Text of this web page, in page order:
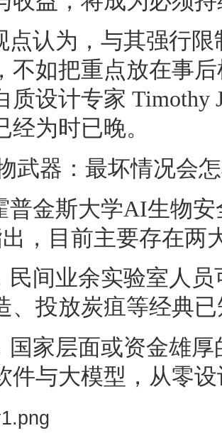
点认为，与其强行
不如把重点放在事
质设计专家 Timothy
经为时已晚。
武器：最坏情况会
普金斯大学AI生物安
，目前主要存在两
民间业余实验室人员
、投放炭疽等经典
国家层面或资金雄
件与大模型，从零